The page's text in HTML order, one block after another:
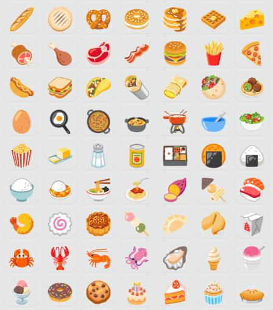
🥖 🫓 🥨 🥯 🥞 🧇 🧀
🍖 🍗 🥩 🥓 🍔 🍟 🍕
🌭 🥪 🌮 🌯 🫔 🥙 🧆
🥚
🍳 🥘 🍲 🫕 🥣 🥗
🍿 🧈 🧂 🥫 🍱 🍘 🍙
🍚 🍛 🍜 🍝 🍠 🍢 🍣
🍤 🍥 🥮 🍡 🥟 🥠 🥡
🦀 🦞 🦐 🦑 🦪 🍦
🍧
🍨 🍩 🍪 🎂 🍰 🧁 🥧